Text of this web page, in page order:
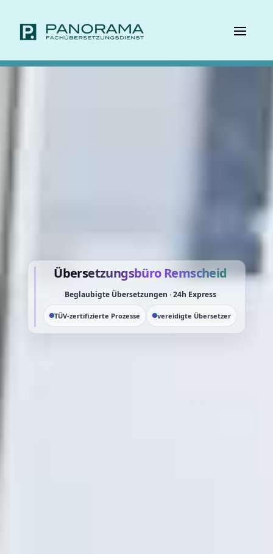
ÜbersetzungsbüroRemscheid
Beglaubigte Übersetzungen · 24h Express
TÜV-zertifizierte Prozesse vereidigte Übersetzer